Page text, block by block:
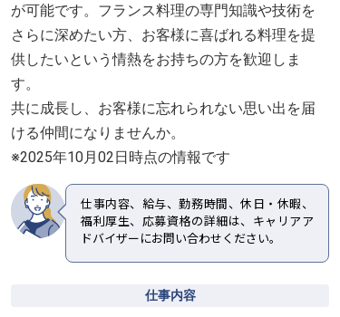
が可能です。フランス料理の専門知識や技術を
さらに深めたい方、お客様に喜ばれる料理を提
供したいという情熱をお持ちの方を歓迎しま
す。
共に成長し、お客様に忘れられない思い出を届
ける仲間になりませんか。
※2025年10月02日時点の情報です
仕事内容、給与、勤務時間、休日・休暇、
福利厚生、応募資格の詳細は、キャリアア
ドバイザーにお問い合わせください。
仕事内容